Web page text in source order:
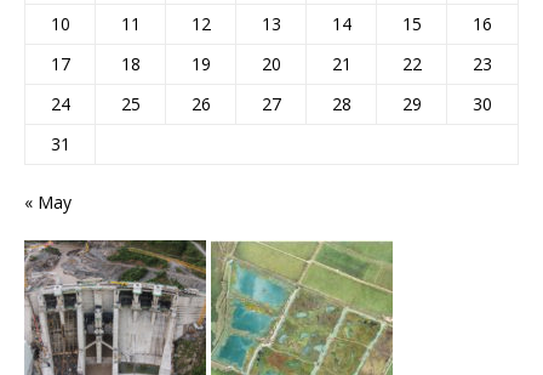
10
11 12 13 14 15
16
17
18 19 20 21 22
23
24
25 26 27 28 29
30
31
« May